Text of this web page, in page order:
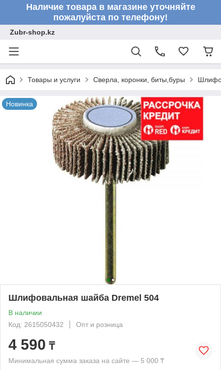
Наличие товара в магазине уточняйте
пожалуйста по телефону!
Zubr-shop.kz
Товары и услуги Сверла, коронки, биты,буры
Новинка
Шлифовальная шайба Dremel 504
В наличии
Код: 2615050432
Опт и розница
4 590 ₸
Минимальная сумма заказа на сайте — 5 000 ₸